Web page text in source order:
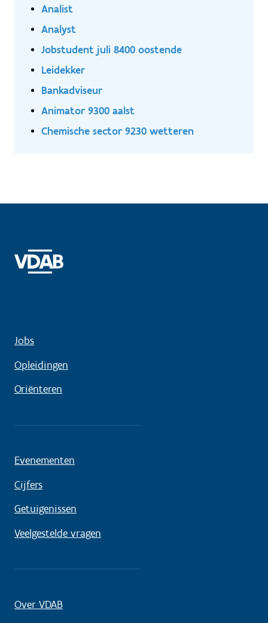
Analist
Analyst
Jobstudent juli 8400 oostende
Leidekker
Bankadviseur
Animator 9300 aalst
Chemische sector 9230 wetteren
Jobs
Opleidingen
Oriënteren
Evenementen
Cijfers
Getuigenissen
Veelgestelde vragen
Over VDAB